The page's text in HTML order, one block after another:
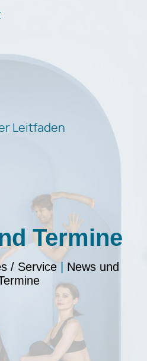
Leitfaden
Termine
/ Service| News und